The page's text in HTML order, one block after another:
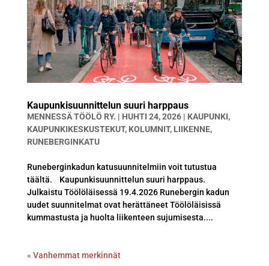
Kaupunkisuunnittelun suuri harppaus
MENNESSÄTÖÖLÖ RY. | HUHTI 24, 2026| KAUPUNKI,
KAUPUNKIKESKUSTEKUT, KOLUMNIT, LIIKENNE,
RUNEBERGINKATU
Runeberginkadun katusuunnitelmiin voit tutustua
täältä. Kaupunkisuunnittelun suuri harppaus.
Julkaistu Töölöläisessä 19.4.2026 Runebergin kadun
uudet suunnitelmat ovat herättäneet Töölöläisissä
kummastusta ja huolta liikenteen sujumisesta....
« Vanhemmat merkinnät